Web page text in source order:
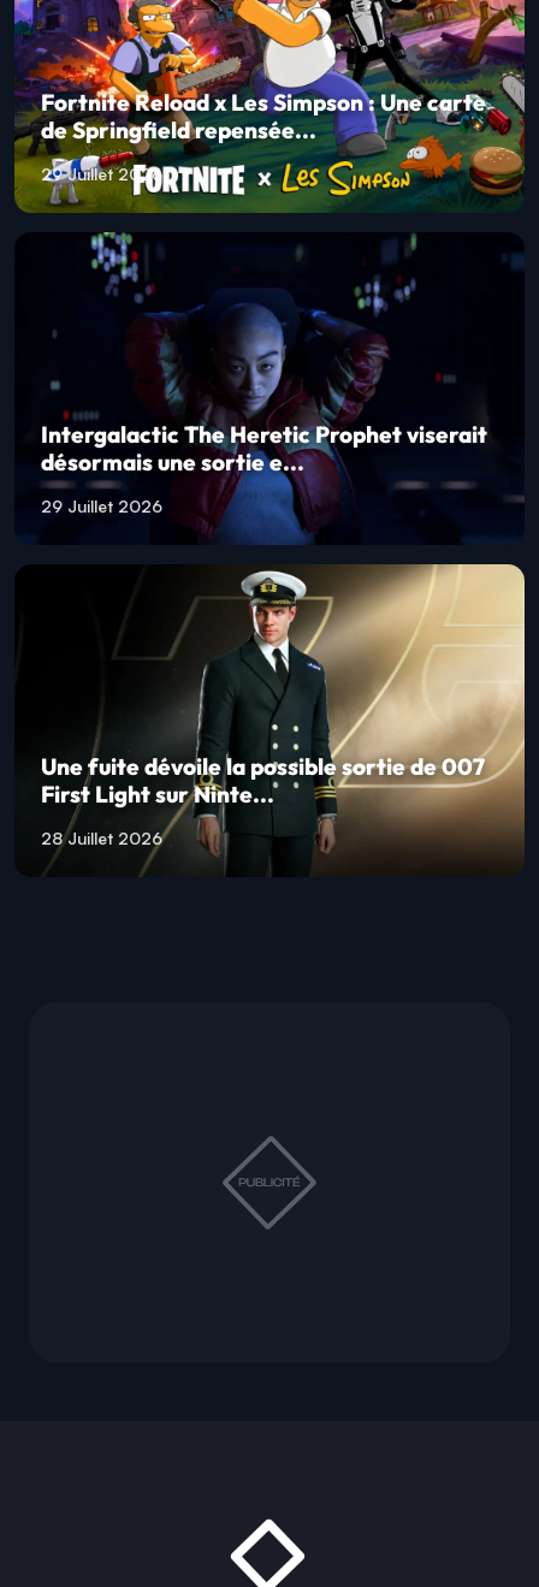
Fortnite Reload x Les Simpson : Une carte
de Springfield repensée...
29 Juillet 2026
Intergalactic The Heretic Prophet viserait
désormais une sortie e...
29 Juillet 2026
Une fuite dévoile la possible sortie de 007
First Light sur Ninte...
28 Juillet 2026